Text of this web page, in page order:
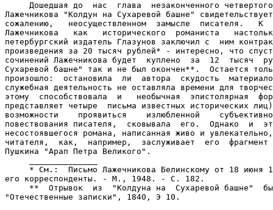
Дошедшая до  нас  глава  незаконченного
Лажечникова "Колдун на Сухаревой башне"
сожалению,   неосуществленном  замысле  писателя.   К
Лажечникова   как   исторического  романиста
петербургский издатель Глазунов заключил с  ним
произведения за 20 тысяч рублей* - интересно, что
сочинений Лажечникова будет  куплено  за  12  тысяч
Сухаревой башне" так и не был окончен**.  Остается
произошло:  остановила  ли  автора  скудость
служебная деятельность не оставляла времени для
этому  способствовала  и   необычная  эпистолярная
представляет четыре  письма известных исторических
возможности    проявиться    излюбленной
повествования писателя,  сковывала  его.  Однако  и
несостоявшегося романа, написанная живо и
читателя,  как,  например,  заслуживает  его  фрагмент
Пушкина "Арап Петра Великого".
* См.:  Письмо Лажечникова Белинскому от 18 июня
его корреспонденты. - М., 1948. - С. 182.
**  Отрывок  из  "Колдуна на  Сухаревой башне"
"Отечественные записки", 1840, Э 10.